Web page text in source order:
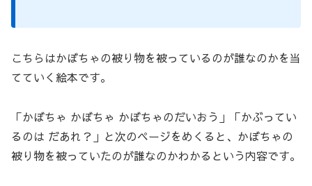
こちらはかぼちゃの被り物を被っているのが誰なのかを当
てていく絵本です。
「かぼちゃ かぼちゃ かぼちゃのだいおう」「かぶってい
るのは だあれ？」と次のページをめくると、かぼちゃの
被り物を被っていたのが誰なのかわかるという内容です。